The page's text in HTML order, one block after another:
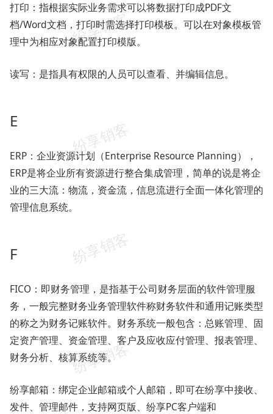
打印：指根据实际业务需求可以将数据打印成PDF文
档/Word文档，打印时需选择打印模板。可以在对象模板管
理中为相应对象配置打印模版。
读写：是指具有权限的人员可以查看、并编辑信息。
E
ERP：企业资源计划（Enterprise Resource Planning），
ERP是将企业所有资源进行整合集成管理，简单的说是将企
业的三大流：物流，资金流，信息流进行全面一体化管理的
管理信息系统。
F
FICO：即财务管理，是指基于公司财务层面的软件管理服
务，一般完整财务业务管理软件称财务软件和通用记账类型
的称之为财务记账软件。财务系统一般包含：总账管理、固
定资产管理、资金管理、客户及应收应付管理、报表管理、
财务分析、核算系统等。
纷享邮箱：绑定企业邮箱或个人邮箱，即可在纷享中接收、
发件、管理邮件，支持网页版、纷享PC客户端和